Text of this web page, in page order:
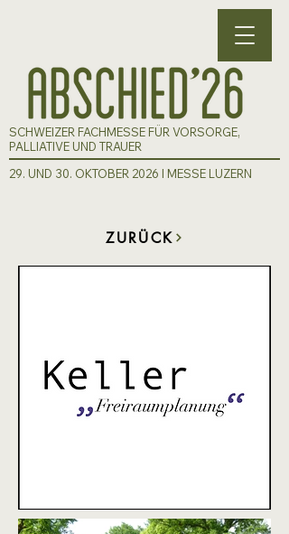
SCHWEIZER FACHMESSE FÜR VORSORGE,
PALLIATIVE UND TRAUER
29. UND 30. OKTOBER 2026 I MESSE LUZERN
ZURÜCK